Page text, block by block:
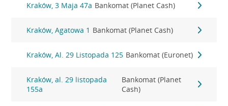
Kraków, 3 Maja 47a Bankomat (Planet Cash)
Kraków, Agatowa 1 Bankomat (Planet Cash)
Kraków, Al. 29 Listopada 125 Bankomat (Euronet)
Kraków, al. 29 listopada
155a
Bankomat (Planet
Cash)